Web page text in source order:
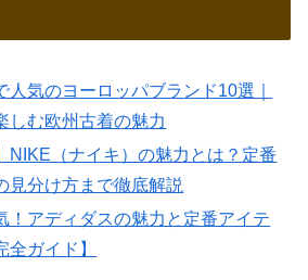
人気のヨーロッパブランド10選｜
しむ欧州古着の魅力
NIKE（ナイキ）の魅力とは？定番
見分け方まで徹底解説
！アディダスの魅力と定番アイテ
全ガイド】